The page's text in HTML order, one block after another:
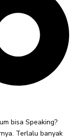
bisa Speaking?
Terlalu banyak